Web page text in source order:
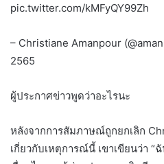
pic.twitter.com/kMFyQY99Zh
– Christiane Amanpour
2565
ผู้ประกาศข่าวพูดว่าอะไรนะ
หลังจากการสัมภาษณ์ถูกยกเลิก
เกี่ยวกับเหตุการณ์นี้ เขาเขียนว่า “